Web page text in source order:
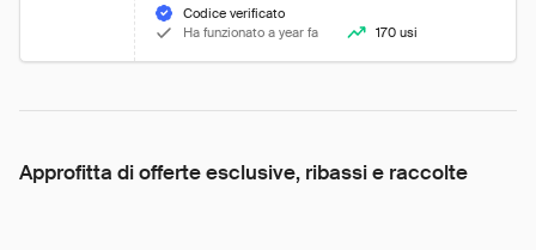
Codice verificato
Ha funzionato a year fa
170 usi
Approfitta di offerte esclusive, ribassi e raccolte